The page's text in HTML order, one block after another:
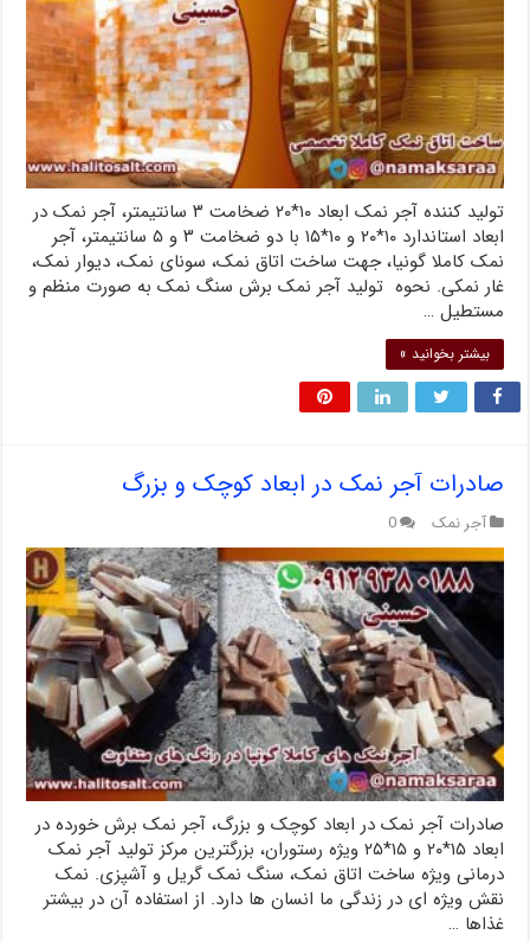
تولید کننده آجر نمک ابعاد ۱۰*۲۰ ضخامت ۳ سانتیمتر، آجر نمک در
ابعاد استاندارد ۱۰*۲۰ و ۱۰*۱۵ با دو ضخامت ۳ و ۵ سانتیمتر، آجر
نمک کاملا گونیا، جهت ساخت اتاق نمک، سونای نمک، دیوار نمک،
غار نمکی. نحوه تولید آجر نمک برش سنگ نمک به صورت منظم و
مستطیل …
بیشتر بخوانید »
صادرات آجر نمک در ابعاد کوچک و بزرگ
آجر نمک 0
صادرات آجر نمک در ابعاد کوچک و بزرگ، آجر نمک برش خورده در
ابعاد ۱۵*۲۰ و ۱۵*۲۵ ویژه رستوران، بزرگترین مرکز تولید آجر نمک
درمانی ویژه ساخت اتاق نمک، سنگ نمک گریل و آشپزی. نمک
نقش ویژه ای در زندگی ما انسان ها دارد. از استفاده آن در بیشتر
غذاها …